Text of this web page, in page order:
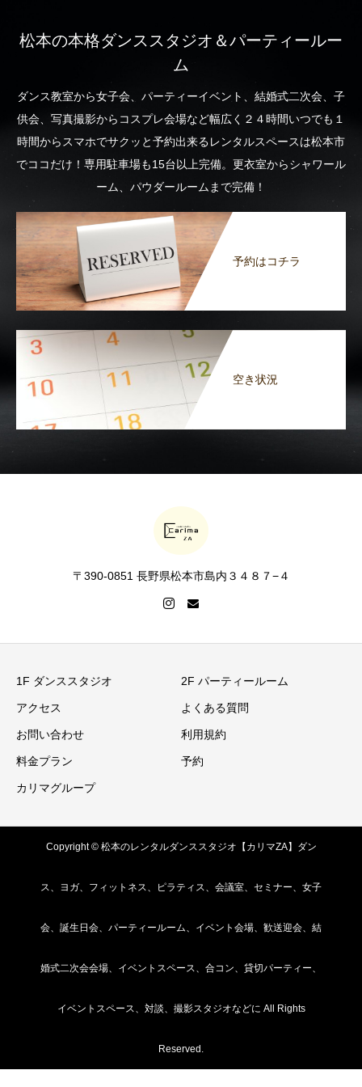
松本の本格ダンススタジオ＆パーティールー
ム
ダンス教室から女子会、パーティーイベント、結婚式二次会、子
供会、写真撮影からコスプレ会場など幅広く２４時間いつでも１
時間からスマホでサクッと予約出来るレンタルスペースは松本市
でココだけ！専用駐車場も15台以上完備。更衣室からシャワール
ーム、パウダールームまで完備！
予約はコチラ
空き状況
〒390-0851 長野県松本市島内３４８７−４
1F ダンススタジオ 2F パーティールーム
アクセス よくある質問
お問い合わせ 利用規約
料金プラン 予約
カリマグループ
Copyright © 松本のレンタルダンススタジオ【カリマZA】ダン
ス、ヨガ、フィットネス、ピラティス、会議室、セミナー、女子
会、誕生日会、パーティールーム、イベント会場、歓送迎会、結
婚式二次会会場、イベントスペース、合コン、貸切パーティー、
イベントスペース、対談、撮影スタジオなどに All Rights
Reserved.